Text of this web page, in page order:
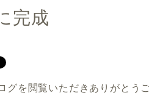
完成
グを閲覧いただきありがとう